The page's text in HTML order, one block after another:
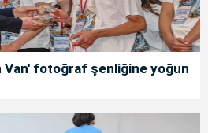
Van' fotoğraf şenliğine yoğun